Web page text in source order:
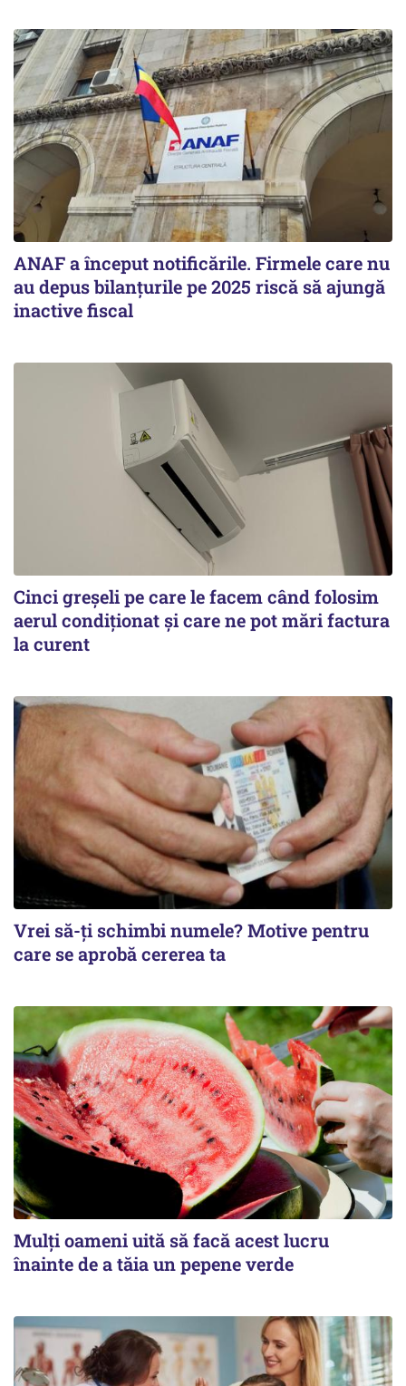
ANAF a început notificările. Firmele care nu
au depus bilanțurile pe 2025 riscă să ajungă
inactive fiscal
Cinci greșeli pe care le facem când folosim
aerul condiționat și care ne pot mări factura
la curent
Vrei să-ți schimbi numele? Motive pentru
care se aprobă cererea ta
Mulți oameni uită să facă acest lucru
înainte de a tăia un pepene verde